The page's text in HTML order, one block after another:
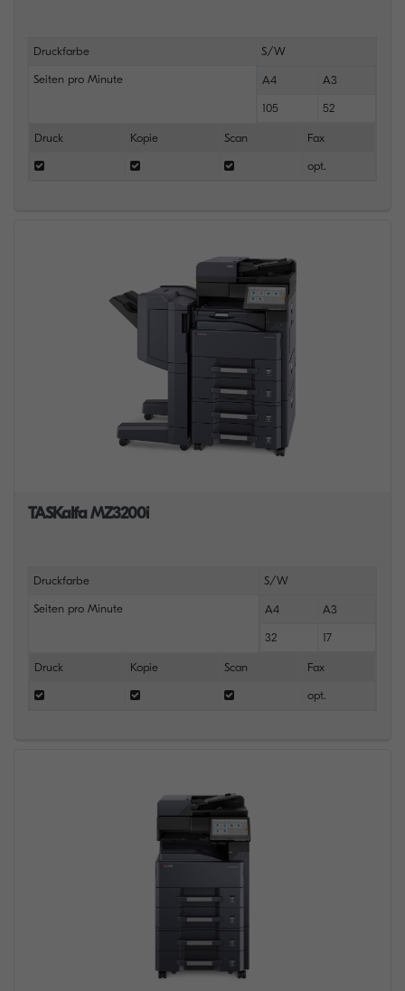
Druckfarbe S/W
Seiten pro Minute A4 A3
105 52
Druck Kopie Scan Fax
opt.
TASKalfa MZ3200i
Druckfarbe S/W
Seiten pro Minute A4 A3
32 17
Druck Kopie Scan Fax
opt.